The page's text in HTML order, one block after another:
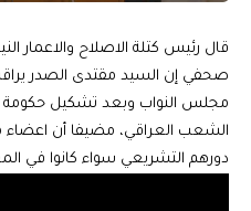
قال رئيس كتلة الاصلاح والاعمار
صحفي إن السيد مقتدى الصدر يراقب
مجلس النواب وبعد تشكيل حكومة
الشعب العراقي، مضيفا أن
دورهم التشريعي سواء كانوا في